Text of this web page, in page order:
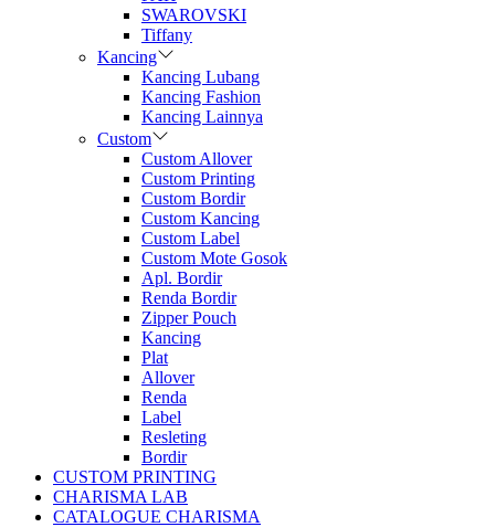
SWAROVSKI
Tiffany
Kancing
Kancing Lubang
Kancing Fashion
Kancing Lainnya
Custom
Custom Allover
Custom Printing
Custom Bordir
Custom Kancing
Custom Label
Custom Mote Gosok
Apl. Bordir
Renda Bordir
Zipper Pouch
Kancing
Plat
Allover
Renda
Label
Resleting
Bordir
CUSTOM PRINTING
CHARISMA LAB
CATALOGUE CHARISMA